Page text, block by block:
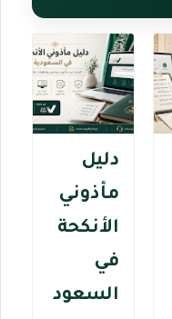
دليل
مأذوني
الأنكحة
في
السعود